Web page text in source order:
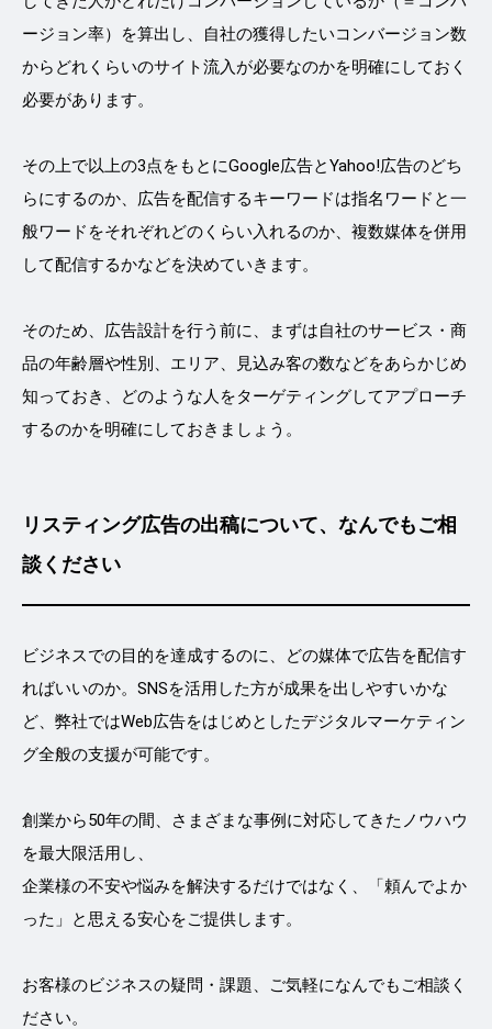
ージョン率）を算出し、自社の獲得したいコンバージョン数
からどれくらいのサイト流入が必要なのかを明確にしておく
必要があります。
その上で以上の3点をもとにGoogle広告とYahoo!広告のどち
らにするのか、広告を配信するキーワードは指名ワードと一
般ワードをそれぞれどのくらい入れるのか、複数媒体を併用
して配信するかなどを決めていきます。
そのため、広告設計を行う前に、まずは自社のサービス・商
品の年齢層や性別、エリア、見込み客の数などをあらかじめ
知っておき、どのような人をターゲティングしてアプローチ
するのかを明確にしておきましょう。
リスティング広告の出稿について、なんでもご相
談ください
ビジネスでの目的を達成するのに、どの媒体で広告を配信す
ればいいのか。SNSを活用した方が成果を出しやすいかな
ど、弊社ではWeb広告をはじめとしたデジタルマーケティン
グ全般の支援が可能です。
創業から50年の間、さまざまな事例に対応してきたノウハウ
を最大限活用し、
企業様の不安や悩みを解決するだけではなく、「頼んでよか
った」と思える安心をご提供します。
お客様のビジネスの疑問・課題、ご気軽になんでもご相談く
ださい。